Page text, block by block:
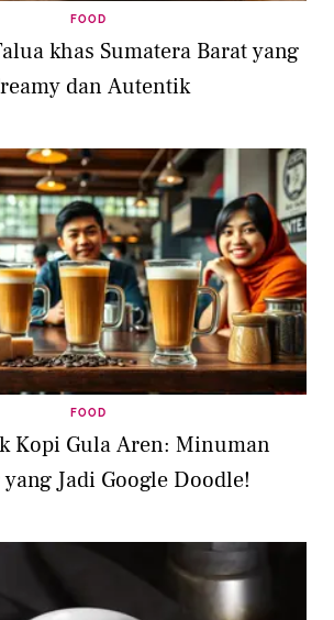
FOOD
khas Sumatera Barat yang
dan Autentik
FOOD
Kopi Gula Aren: Minuman
Jadi Google Doodle!